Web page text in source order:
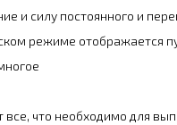
и силу постоянного и
режиме отображается
все, что необходимо для